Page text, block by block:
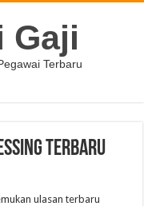
Gaji
Terbaru
Terbaru
ulasan terbaru